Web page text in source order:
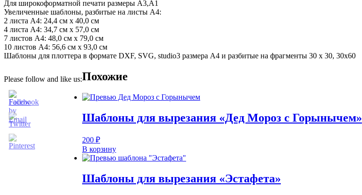
Для широкоформатной печати размеры А3,А1
Увеличенные шаблоны, разбитые на листы А4:
2 листа А4: 24,4 см х 40,0 см
4 листа А4: 34,7 см х 57,0 см
7 листов А4: 48,0 см х 79,0 см
10 листов А4: 56,6 см х 93,0 см
Шаблоны для плоттера в формате DXF, SVG, studio3 размера А4 и разбитые на фрагменты 30 х 30, 30х60
Please follow and like us:Похожие
Шаблоны для вырезания «Дед Мороз с Горынычем»
200 ₽
В корзину
Шаблоны для вырезания «Эстафета»